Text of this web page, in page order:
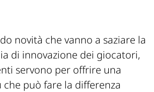
novità che vanno a saziare la
di innovazione dei giocatori,
servono per offrire una
può fare la differenza